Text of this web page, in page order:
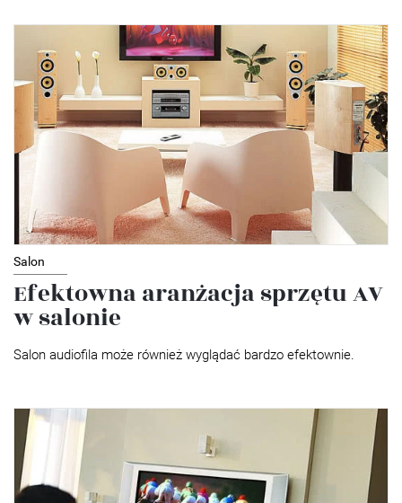
Salon
Efektowna aranżacja sprzętu AV
w salonie
Salon audiofila może również wyglądać bardzo efektownie.